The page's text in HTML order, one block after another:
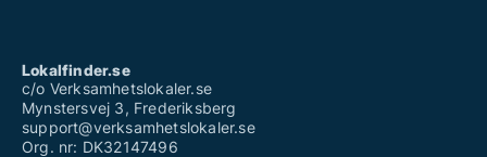
Lokalfinder.se
c/o Verksamhetslokaler.se
Mynstersvej 3, Frederiksberg
support@verksamhetslokaler.se
Org. nr: DK32147496